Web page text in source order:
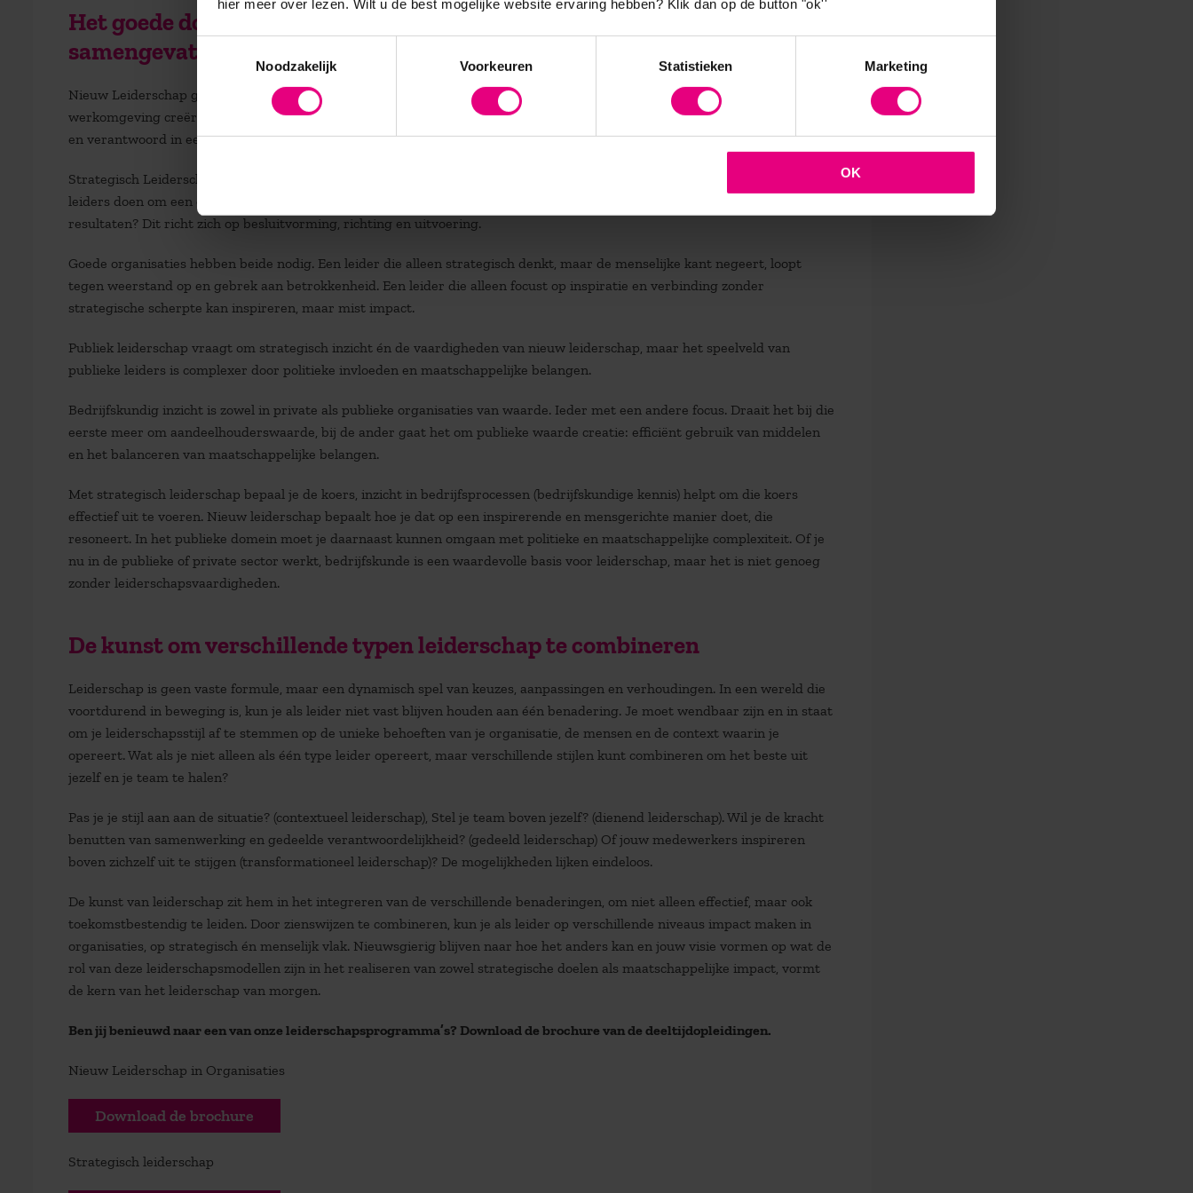
hier meer over lezen. Wilt u de best mogelijke website ervaring hebben? Klik dan op de button "ok''
Toestemmingsselectie
Noodzakelijk
Voorkeuren Statistieken Marketing
OK
Het goede doen én de dingen goed doen: onze leiderschapsopleidingen
samengevat
Nieuw Leiderschap gaat met name over het goede doen. Over hoeleiders een inspirerende, inclusieve en wendbare
werkomgeving creëren, met nadruk op mensgerichtheid en maatschappelijke impact. Met andere woorden wat is wenselijk
en verantwoord in een veranderende wereld? Dit raakt waarden, ethiek en de menselijke kant van leiderschap.
Strategisch Leiderschap gaat over de dingen goed doen, zodat de organisatie effectief haar doelen bereikt? Dus over
leiders doen om een organisatie richting en succes te geven op de lange termijn. Hoe vertaal je strategie naar concrete
resultaten? Dit richt zich op besluitvorming, richting en uitvoering.
Goede organisaties hebben beide nodig. Een leider die alleen strategisch denkt, maar de menselijke kant negeert, loopt
tegen weerstand op en gebrek aan betrokkenheid. Een leider die alleen focust op inspiratie en verbinding zonder
strategische scherpte kan inspireren, maar mist impact.
Publiek leiderschap vraagt om strategisch inzicht én de vaardigheden van nieuw leiderschap, maar het speelveld van
publieke leiders is complexer door politieke invloeden en maatschappelijke belangen.
Bedrijfskundig inzicht is zowel in private als publieke organisaties van waarde. Ieder met een andere focus. Draait het bij die
eerste meer om aandeelhouderswaarde, bij de ander gaat het om publieke waarde creatie: efficiënt gebruik van middelen
en het balanceren van maatschappelijke belangen.
Met strategisch leiderschap bepaal je de koers, inzicht in bedrijfsprocessen (bedrijfskundige kennis) helpt om die koers
effectief uit te voeren. Nieuw leiderschap bepaalt hoe je dat op een inspirerende en mensgerichte manier doet, die
resoneert. In het publieke domein moet je daarnaast kunnen omgaan met politieke en maatschappelijke complexiteit. Of je
nu in de publieke of private sector werkt, bedrijfskunde is een waardevolle basis voor leiderschap, maar het is niet genoeg
zonder leiderschapsvaardigheden.
De kunst om verschillende typen leiderschap te combineren
Leiderschap is geen vaste formule, maar een dynamisch spel van keuzes, aanpassingen en verhoudingen. In een wereld die
voortdurend in beweging is, kun je als leider niet vast blijven houden aan één benadering. Je moet wendbaar zijn en in staat
om je leiderschapsstijl af te stemmen op de unieke behoeften van je organisatie, de mensen en de context waarin je
opereert. Wat als je niet alleen als één type leider opereert, maar verschillende stijlen kunt combineren om het beste uit
jezelf en je team te halen?
Pas je je stijl aan aan de situatie? (contextueel leiderschap), Stel je team boven jezelf? (dienend leiderschap). Wil je de kracht
benutten van samenwerking en gedeelde verantwoordelijkheid? (gedeeld leiderschap) Of jouw medewerkers inspireren
boven zichzelf uit te stijgen (transformationeel leiderschap)? De mogelijkheden lijken eindeloos.
De kunst van leiderschap zit hem in het integreren van de verschillende benaderingen, om niet alleen effectief, maar ook
toekomstbestendig te leiden. Door zienswijzen te combineren, kun je als leider op verschillende niveaus impact maken in
organisaties, op strategisch én menselijk vlak. Nieuwsgierig blijven naar hoe het anders kan en jouw visie vormen op wat de
rol van deze leiderschapsmodellen zijn in het realiseren van zowel strategische doelen als maatschappelijke impact, vormt
de kern van het leiderschap van morgen.
Ben jij benieuwd naar een van onze leiderschapsprogramma’s? Download de brochure van de deeltijdopleidingen.
Nieuw Leiderschap in Organisaties
Download de brochure
Strategisch leiderschap